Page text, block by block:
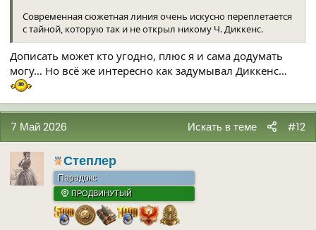
Современная сюжетная линия очень искусно переплетается
с тайной, которую так и не открыл никому Ч. Диккенс.
Дописать может кто угодно, плюс я и сама додумать
могу… Но всё же интересно как задумывал Диккенс…
7 Май 2026 Искать в теме #12
Степлер
Парадокс
ПРОДВИНУТЫЙ